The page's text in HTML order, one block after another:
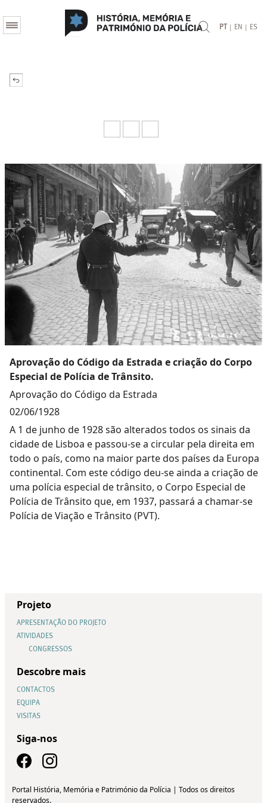
PT | EN | ES
Aprovação do Código da Estrada e criação do Corpo
Especial de Polícia de Trânsito.
Aprovação do Código da Estrada
02/06/1928
A 1 de junho de 1928 são alterados todos os sinais da
cidade de Lisboa e passou-se a circular pela direita em
todo o país, como na maior parte dos países da Europa
continental. Com este código deu-se ainda a criação de
uma polícia especial de trânsito, o Corpo Especial de
Polícia de Trânsito que, em 1937, passará a chamar-se
Polícia de Viação e Trânsito (PVT).
Projeto
APRESENTAÇÃO DO PROJETO
ATIVIDADES
CONGRESSOS
Descobre mais
CONTACTOS
EQUIPA
VISITAS
Siga-nos
Portal História, Memória e Património da Polícia | Todos os direitos
reservados.